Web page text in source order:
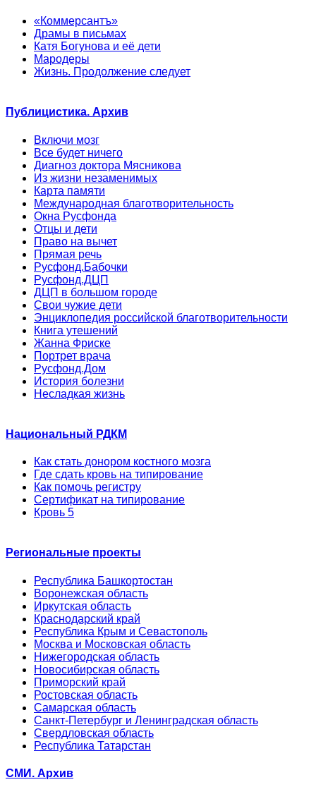
«Коммерсантъ»
Драмы в письмах
Катя Богунова и её дети
Мародеры
Жизнь. Продолжение следует
Публицистика. Архив
Включи мозг
Все будет ничего
Диагноз доктора Мясникова
Из жизни незаменимых
Карта памяти
Международная благотворительность
Окна Русфонда
Отцы и дети
Право на вычет
Прямая речь
Русфонд.Бабочки
Русфонд.ДЦП
ДЦП в большом городе
Свои чужие дети
Энциклопедия российской благотворительности
Книга утешений
Жанна Фриске
Портрет врача
Русфонд.Дом
История болезни
Несладкая жизнь
Национальный РДКМ
Как стать донором костного мозга
Где сдать кровь на типирование
Как помочь регистру
Сертификат на типирование
Кровь 5
Региональные проекты
Республика Башкортостан
Воронежская область
Иркутская область
Краснодарский край
Республика Крым и Севастополь
Москва и Московская область
Нижегородская область
Новосибирская область
Приморский край
Ростовская область
Самарская область
Санкт-Петербург и Ленинградская область
Свердловская область
Республика Татарстан
СМИ. Архив